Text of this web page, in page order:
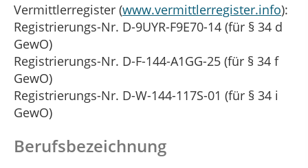
Vermittlerregister (www.vermittlerregister.info):
Registrierungs-Nr. D-9UYR-F9E70-14 (für § 34 d
GewO)
Registrierungs-Nr. D-F-144-A1GG-25 (für § 34 f
GewO)
Registrierungs-Nr. D-W-144-117S-01 (für § 34 i
GewO)
Berufsbezeichnung